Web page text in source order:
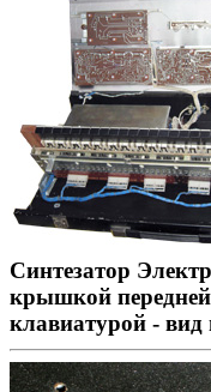
Синтезатор
крышкой
клавиатурой - вид